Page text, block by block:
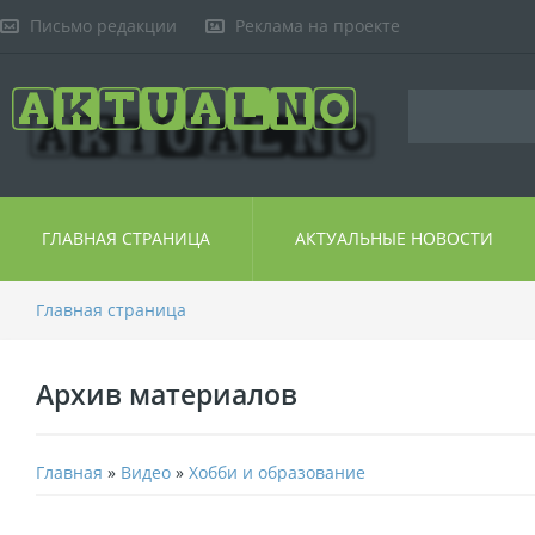
Письмо редакции Реклама на проекте
ГЛАВНАЯ СТРАНИЦА АКТУАЛЬНЫЕ НОВОСТИ
Главная страница
Архив материалов
Главная » Видео » Хобби и образование